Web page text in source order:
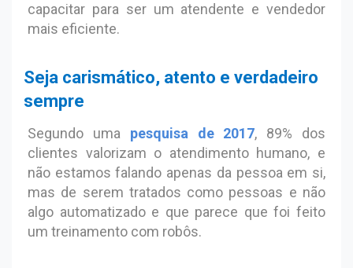
capacitar para ser um atendente e vendedor
mais eficiente.
Seja carismático, atento e verdadeiro
sempre
Segundo uma pesquisa de 2017, 89% dos
clientes valorizam o atendimento humano, e
não estamos falando apenas da pessoa em si,
mas de serem tratados como pessoas e não
algo automatizado e que parece que foi feito
um treinamento com robôs.